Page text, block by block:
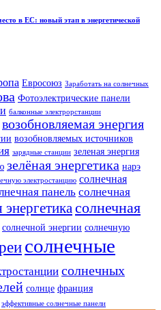
в ЕС: новый этап в энергетической
Евросоюз Заработать на солнечных
Фотоэлектрические панели
балконные электрорстанции
возобновляемая энергия
возобновляемых источников
зарядные станции зеленая энергия
зелёная энергетика нарэ
электростанцию солнечная
панель солнечная
энергетикасолнечная
солнечной энергии солнечную
солнечные
солнечных
солнце франция
эффективные солнечные панели